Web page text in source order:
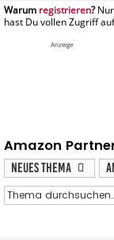
registrieren
Anzeige
Amazon
Neues Thema